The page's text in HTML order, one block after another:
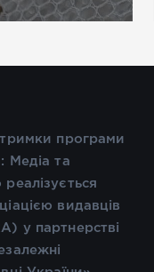
програми
Медіа та
видавців
у партнерстві